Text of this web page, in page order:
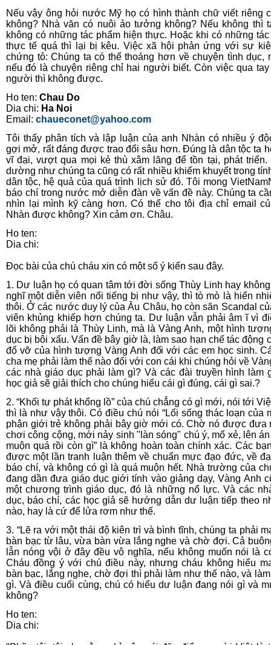
Nếu vậy ông hỏi nước Mỹ họ có hình thành chữ viết riêng
không? Nhà văn có nuôi ảo tưởng không? Nếu không thì
không có những tác phẩm hiện thực. Hoặc khi có những tác
thực tế quá thì lại bị kêu. Việc xã hội phản ứng với sự
chứng tỏ: Chúng ta có thể thoáng hơn về chuyện tình dục,
nếu đó là chuyện riêng chỉ hai người biết. Còn việc qua tay
người thì không được.
Ho ten: Chau Do
Dia chi: Ha Noi
Email: chaueconet@yahoo.com
Tôi thấy phân tích và lập luận của anh Nhàn có nhiều ý
gợi mở, rất đáng được trao đổi sâu hơn. Đúng là dân tộc ta
vĩ đại, vượt qua mọi kẻ thù xâm lăng để tồn tại, phát triển.
dường như chúng ta cũng có rất nhiều khiếm khuyết trong
dân tộc, hệ quả của quá trình lịch sử đó. Tôi mong
báo chí trong nước mở diễn đàn về vấn đề này. Chúng ta
nhìn lại mình kỹ càng hơn. Có thể cho tôi địa chỉ email
Nhàn được không? Xin cảm ơn. Châu.
Ho ten:
Dia chi:
Đọc bài của chú cháu xin có một số ý kiến sau đây.
1. Dư luận họ có quan tâm tới đời sống Thùy Linh hay
nghĩ một diễn viên nổi tiếng bị như vậy, thì tò mò là hiển
thôi. Ở các nước duy lý của Âu Châu, họ còn săn Scandal
viên khủng khiếp hơn chúng ta. Dư luận vẫn phải âm ĩ vì
lõi không phải là Thùy Linh, mà là Vàng Anh, một hình
dục bị bôi xấu. Vấn đề bây giờ là, làm sao hạn chế tác động
đổ vỡ của hình tượng Vàng Anh đối với các em học sinh.
cha mẹ phải làm thế nào đối với con cái khi chúng hỏi về
các nhà giáo dục phải làm gì? Và các đài truyền hình làm
học giả sẽ giải thích cho chúng hiểu cái gì đúng, cái gì sai.?
2. “Khối tự phát khổng lồ” của chú chẳng có gì mới, nói tới
thì là như vậy thôi. Có điều chú nói “Lối sống thác loạn của
phận giới trẻ không phải bây giờ mới có. Chờ nó được đưa
chơi công cộng, mới nảy sinh "làn sóng" chú ý, mổ xẻ, lên
muộn quá rồi còn gì” là không hoàn toàn chính xác. Các
được một lần tranh luận thêm về chuẩn mực đạo đức, về
báo chí, và không có gì là quá muộn hết. Nhà trường của
đang dần đưa giáo dục giới tính vào giảng dạy, Vàng Anh
một chương trình giáo dục, đó là những nổ lực. Và các
dục, báo chí, các học giả sẽ hướng dẫn dư luận tiếp theo
nào, hay là cứ để lửa rơm như thế.
3. “Lẽ ra với một thái độ kiên trì và bình tĩnh, chúng ta phải
bàn bạc từ lâu, vừa bàn vừa lắng nghe và chờ đợi. Cả
lẫn nóng vội ở đây đều vô nghĩa, nếu không muốn nói là
Cháu đồng ý với chú điều này, nhưng cháu không hiểu
bàn bạc, lắng nghe, chờ đợi thì phải làm như thế nào, và
gì. Và điều cuối cùng, chú có hiểu dư luận đang nói gì và
không?
Ho ten:
Dia chi: